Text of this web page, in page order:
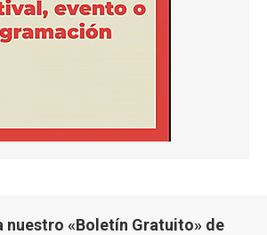
nuestro «Boletín Gratuito» de